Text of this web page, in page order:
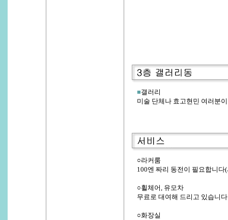
■갤러리
미술 단체나 효고현민 여러분
○라커룸
100엔 짜리 동전이 필요합니다
○휠체어, 유모차
무료로 대여해 드리고 있습니
○화장실